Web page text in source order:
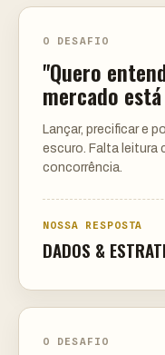
O DESAFIO
"Quero
mercado
Lançar, precificar e
escuro. Falta leitura
concorrência.
NOSSA RESPOSTA
DADOS &
O DESAFIO